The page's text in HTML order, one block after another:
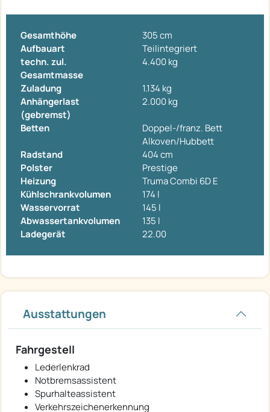
Gesamthöhe
305 cm
Aufbauart
Teilintegriert
techn. zul.
Gesamtmasse
4.400 kg
Zuladung
1.134 kg
Anhängerlast
(gebremst)
2.000 kg
Betten
Doppel-/franz. Bett
Alkoven/Hubbett
Radstand
404 cm
Polster
Prestige
Heizung
Truma Combi 6D E
Kühlschrankvolumen
174 l
Wasservorrat
145 l
Abwassertankvolumen
135 l
Ladegerät
22.00
Ausstattungen
Fahrgestell
Lederlenkrad
Notbremsassistent
Spurhalteassistent
Verkehrszeichenerkennung